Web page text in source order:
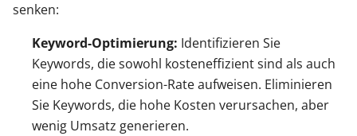
senken:
Keyword-Optimierung: Identifizieren Sie
Keywords, die sowohl kosteneffizient sind als auch
eine hohe Conversion-Rate aufweisen. Eliminieren
Sie Keywords, die hohe Kosten verursachen, aber
wenig Umsatz generieren.